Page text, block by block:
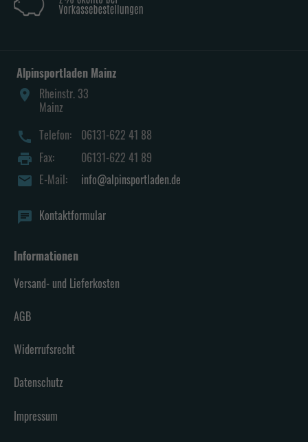
Alpinsportladen Mainz
place
Rheinstr. 33
Mainz
call Telefon:
06131-622 41 88
print Fax:
06131-622 41 89
mail E-Mail: info@alpinsportladen.de
chat Kontaktformular
Informationen
Versand- und Lieferkosten
AGB
Widerrufsrecht
Datenschutz
Impressum